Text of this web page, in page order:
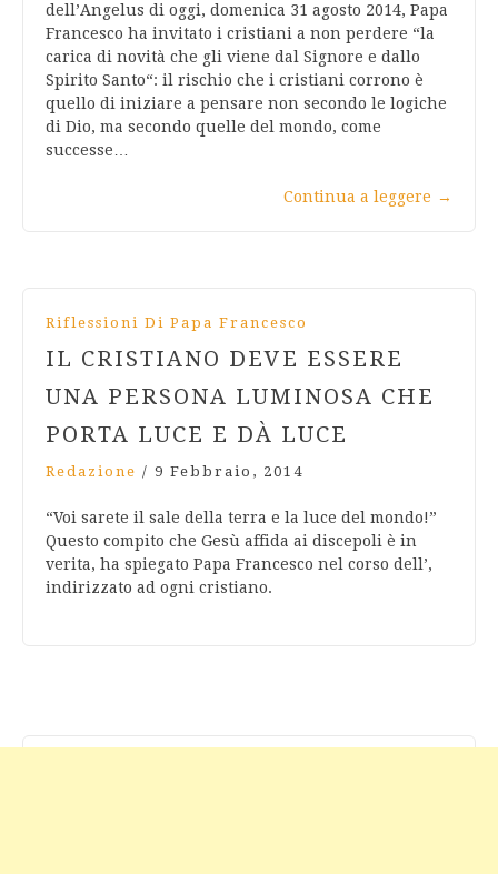
dell’Angelus di oggi, domenica 31 agosto 2014, Papa
Francesco ha invitato i cristiani a non perdere “la
carica di novità che gli viene dal Signore e dallo
Spirito Santo“: il rischio che i cristiani corrono è
quello di iniziare a pensare non secondo le logiche
di Dio, ma secondo quelle del mondo, come
successe…
Continua a leggere →
Riflessioni Di Papa Francesco
IL CRISTIANO DEVE ESSERE
UNA PERSONA LUMINOSA CHE
PORTA LUCE E DÀ LUCE
Redazione / 9 Febbraio, 2014
“Voi sarete il sale della terra e la luce del mondo!”
Questo compito che Gesù affida ai discepoli è in
verita, ha spiegato Papa Francesco nel corso dell’,
indirizzato ad ogni cristiano.